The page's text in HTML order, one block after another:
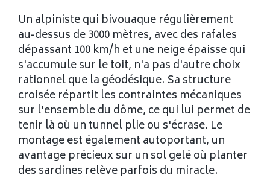
Un alpiniste qui bivouaque régulièrement
au-dessus de 3000 mètres, avec des rafales
dépassant 100 km/h et une neige épaisse qui
s'accumule sur le toit, n'a pas d'autre choix
rationnel que la géodésique. Sa structure
croisée répartit les contraintes mécaniques
sur l'ensemble du dôme, ce qui lui permet de
tenir là où un tunnel plie ou s'écrase. Le
montage est également autoportant, un
avantage précieux sur un sol gelé où planter
des sardines relève parfois du miracle.